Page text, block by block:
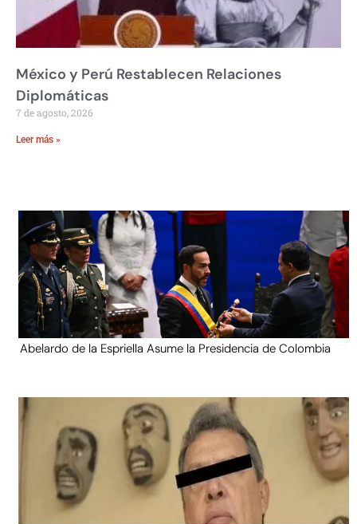
México y Perú Restablecen Relaciones
Diplomáticas
7 de agosto, 2026
Leer más »
Abelardo de la Espriella Asume la Presidencia de Colombia